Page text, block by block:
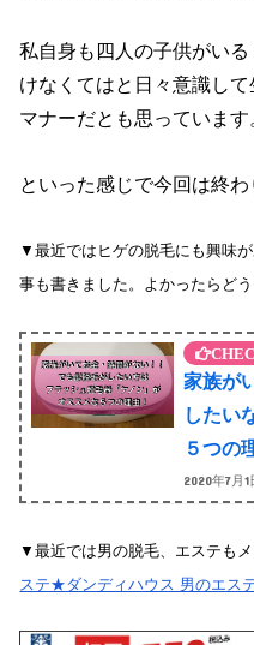
私自身も四人の子供がい
けなくてはと日々意識し
マナーだとも思っています
といった感じで今回は終わ
▼最近ではヒゲの脱毛にも興味
事も書きました。よかったらどう
家族が
したい
５つの
2020年7月1
▼最近では男の脱毛、エステもメ
ステ★ダンディハウス 男のエス